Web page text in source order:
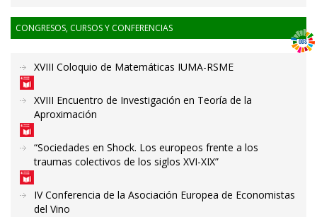
CONGRESOS, CURSOS Y CONFERENCIAS
XVIII Coloquio de Matemáticas IUMA-RSME
XVIII Encuentro de Investigación en Teoría de la
Aproximación
“Sociedades en Shock. Los europeos frente a los
traumas colectivos de los siglos XVI-XIX”
IV Conferencia de la Asociación Europea de Economistas
del Vino